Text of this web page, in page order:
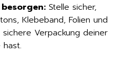
Stelle sicher,
Klebeband, Folien und
Verpackung deiner